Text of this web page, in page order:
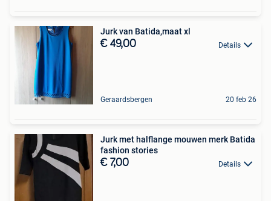
Jurk van Batida,maat xl
€ 49,00 Details
Geraardsbergen 20 feb 26
Jurk met halflange mouwen merk Batida
fashion stories
€ 7,00 Details